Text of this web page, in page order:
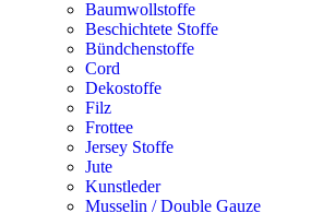
Baumwollstoffe
Beschichtete Stoffe
Bündchenstoffe
Cord
Dekostoffe
Filz
Frottee
Jersey Stoffe
Jute
Kunstleder
Musselin / Double Gauze